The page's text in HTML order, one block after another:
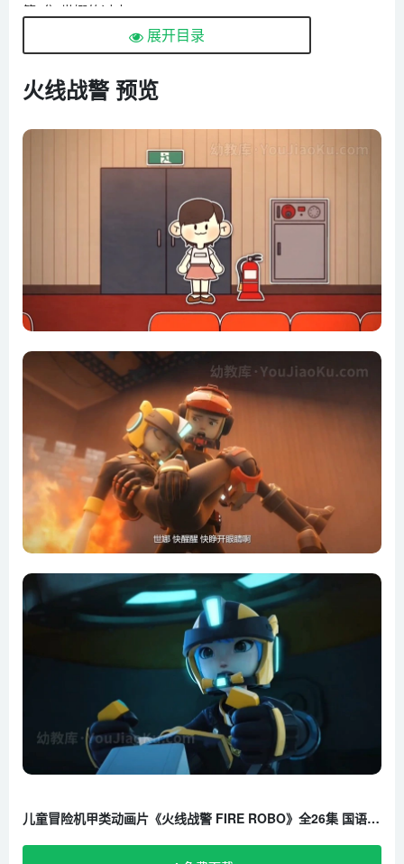
第4集 世娜的过去
第5集 暗恋对象救援作战
第7集 大象出逃引起的骚乱
第9集 让奔驰的地铁停下来
第10集 我爱你 爸爸
第14集 噩梦般的郊游日
第15集 火线战警的危机
第16集 恐怖的飞奔
第17集 罗密欧与朱丽叶
第18集 菲尼克斯的复活
第20集 舞动的火花
第21集 守护博物馆
第22集 隧道中的英雄们
第23集 千钧一发的米伽城
第24集 K的复仇
第25集 落入陷阱的火线战警
第26集 对决岩浆X
展开目录
火线战警 预览
儿童冒险机甲类动画片《火线战警 FIRE ROBO》全26集 国语中字 720P/MP4/2.24G 百度云网盘下载